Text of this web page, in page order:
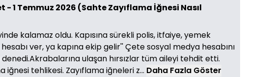
- 1 Temmuz 2026 (Sahte Zayıflama İğnesi Nasıl
kalamaz oldu. Kapısına sürekli polis, itfaiye, yemek
ver, ya kapına ekip gelir'' Çete sosyal medya hesabını
ulaşan hırsızlar tüm aileyi tehdit etti.
iğnesi tehlikesi. Zayıflama iğneleri z... Daha Fazla Göster